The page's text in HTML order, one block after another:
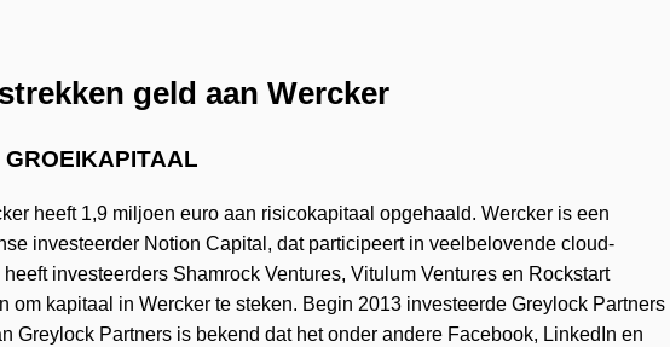
geld aan Wercker
heeft 1,9 miljoen euro aan risicokapitaal opgehaald. Wercker is een
investeerder Notion Capital, dat participeert in veelbelovende cloud-
investeerders Shamrock Ventures, Vitulum Ventures en Rockstart
om kapitaal in Wercker te steken. Begin 2013 investeerde Greylock Partners
Greylock Partners is bekend dat het onder andere Facebook, LinkedIn en